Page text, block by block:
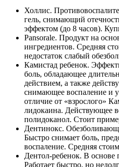
Холлис.
гель, снимающий
эффектом (до 8 часов).
Pansorale. Продукт на
ингредиентов. Средняя
недостаток слабый
Камистад ребенок.
боль, обладающее
действием, а также
снимающее воспаление и
отличие от «взрослого»
лидокаина. Действующее
полидоканол. Стоит
Дентинокс.
Быстро снимает боль,
воспаление. Средняя
Дентол-ребенок. В основе
Работает быстро, но